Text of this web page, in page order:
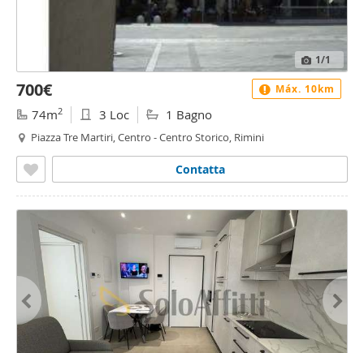
1/1
700€
74m2 3 Loc 1 Bagno
Piazza Tre Martiri, Centro - Centro Storico, Rimini
Contatta
Máx. 10km